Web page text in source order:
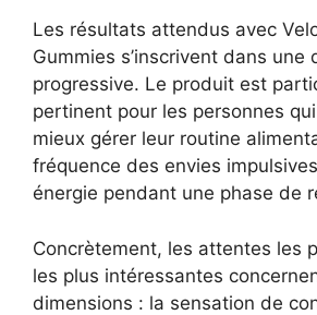
Les résultats attendus avec
Gummies s’inscrivent dans une
progressive. Le produit est
pertinent pour les personnes
mieux gérer leur routine
fréquence des envies
énergie pendant une phase de
Concrètement, les attentes les
les plus intéressantes
dimensions : la sensation de